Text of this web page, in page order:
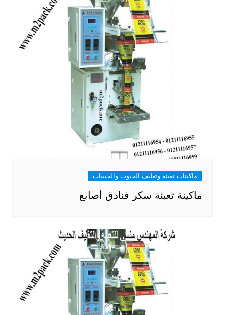
ماكينات تعبئة وتغليف الحبوب والحبيبات
ماكينة تعبئة سكر فنادق أصابع